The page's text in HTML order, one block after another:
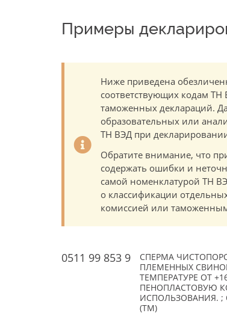
Примеры
Ниже приведена
соответствующих кодам ТН
таможенных деклараций.
образовательных или
ТН ВЭД при
Обратите внимание, что
содержать ошибки и
самой номенклатурой ТН
о классификации
комиссией или
0511 99 853 9
СПЕРМА
ПЛЕМЕННЫХ
ТЕМПЕРАТУРЕ ОТ
ПЕНОПЛАСТОВУЮ
ИСПОЛЬЗОВАНИЯ. ;
(TM)